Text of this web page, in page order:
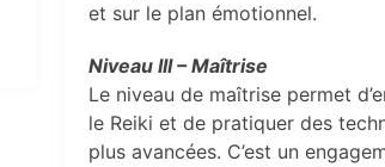
et sur le plan émotionnel.
Niveau III – Maîtrise
Le niveau de maîtrise permet
le Reiki et de pratiquer des
plus avancées. C’est un